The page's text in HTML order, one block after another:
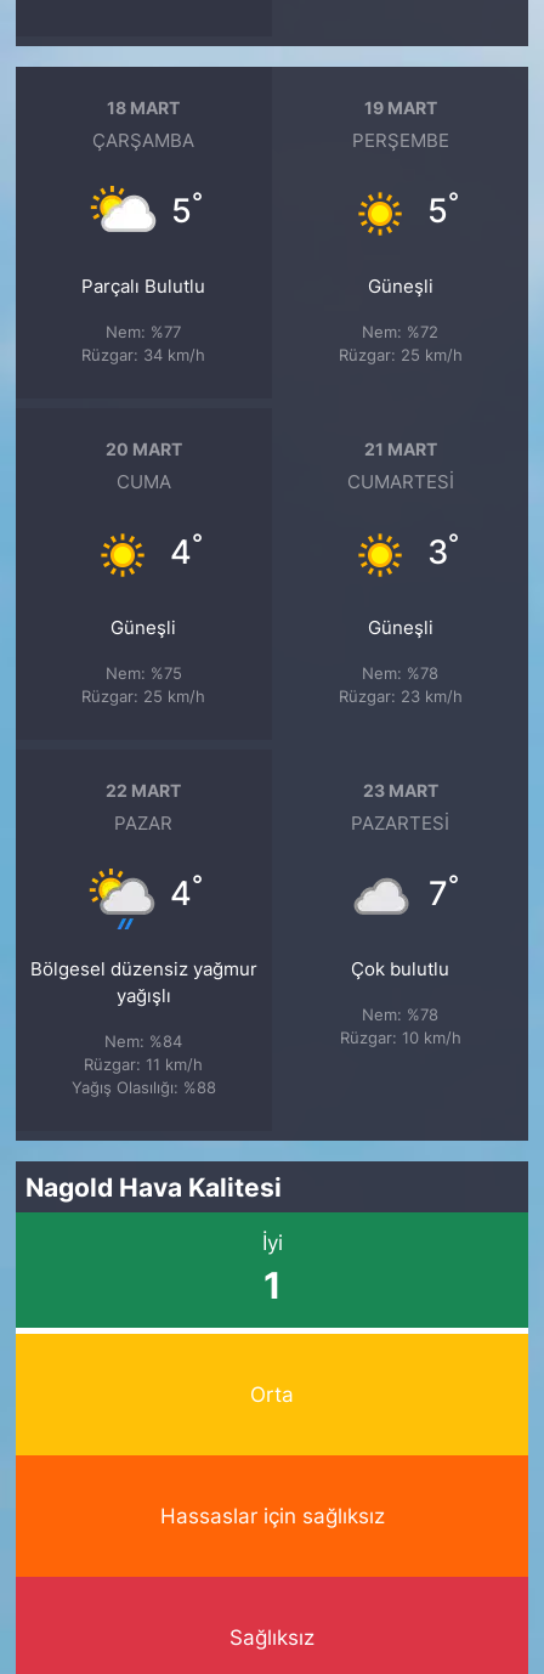
18 MART
ÇARŞAMBA
5°
Parçalı Bulutlu
Nem: %77
Rüzgar: 34 km/h
19 MART
PERŞEMBE
5°
Güneşli
Nem: %72
Rüzgar: 25 km/h
20 MART
CUMA
4°
Güneşli
Nem: %75
Rüzgar: 25 km/h
21 MART
CUMARTESI
3°
Güneşli
Nem: %78
Rüzgar: 23 km/h
22 MART
PAZAR
4°
Bölgesel düzensiz yağmur
yağışlı
Nem: %84
Rüzgar: 11 km/h
Yağış Olasılığı: %88
23 MART
PAZARTESI
7°
Çok bulutlu
Nem: %78
Rüzgar: 10 km/h
Nagold Hava Kalitesi
İyi
1
Orta
Hassaslar için sağlıksız
Sağlıksız